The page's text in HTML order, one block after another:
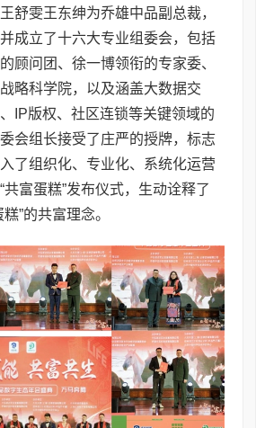
舒雯王东绅为乔雄中品副总裁，
成立了十六大专业组委会，包括
顾问团、徐一博领衔的专家委、
略科学院，以及涵盖大数据交
IP版权、社区连锁等关键领域的
会组长接受了庄严的授牌，标志
了组织化、专业化、系统化运营
共富蛋糕”发布仪式，生动诠释了
”的共富理念。